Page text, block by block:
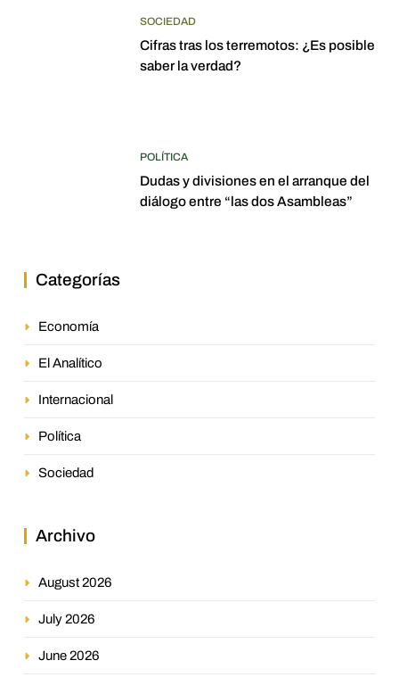
SOCIEDAD
Cifras tras los terremotos: ¿Es posible
saber la verdad?
POLÍTICA
Dudas y divisiones en el arranque del
diálogo entre “las dos Asambleas”
Categorías
Economía
El Analítico
Internacional
Política
Sociedad
Archivo
August 2026
July 2026
June 2026